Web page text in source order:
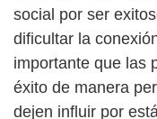
social por ser
dificultar la
importante que las
éxito de manera
dejen influir por